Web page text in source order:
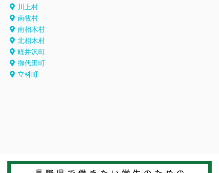
川上村
南牧村
南相木村
北相木村
軽井沢町
御代田町
立科町